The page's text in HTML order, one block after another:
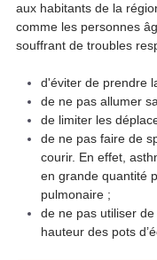
aux habitants de la
comme les personnes
souffrant de troubles
d'éviter de prendre
de ne pas allumer
de limiter les
de ne pas faire de
courir. En effet,
en grande quantité
pulmonaire ;
de ne pas utiliser
hauteur des pots